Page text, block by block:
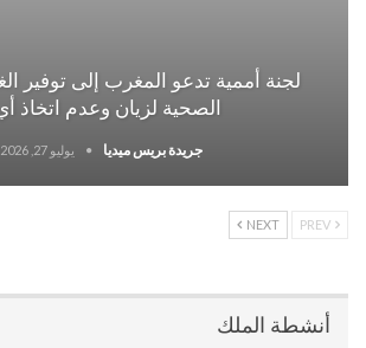
لجنة أممية تدعو المغرب إلى توفير
الصحية لزيان وعدم اتخاذ
جريدة بريس ميديا يوليو 27, 2026
NEXT
أنشطة الملك